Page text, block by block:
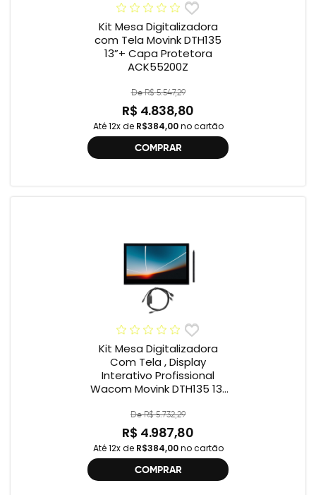
Kit Mesa Digitalizadora
com Tela Movink DTH135
13”+ Capa Protetora
ACK55200Z
De R$ 5.547,29
R$ 4.838,80
Até 12x de R$384,00no cartão
COMPRAR
Kit Mesa Digitalizadora
Com Tela , Display
Interativo Profissional
Wacom Movink DTH135 13”
One , 2ª geração
De R$ 5.732,29
R$ 4.987,80
Até 12x de R$384,00no cartão
COMPRAR